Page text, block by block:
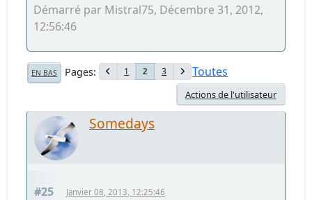
Démarré par Mistral75, Décembre 31, 2012,
12:56:46
EN BAS Pages 1 2 3 Toutes
Actions de l'utilisateur
Somedays
#25 Janvier 08, 2013, 12:25:46